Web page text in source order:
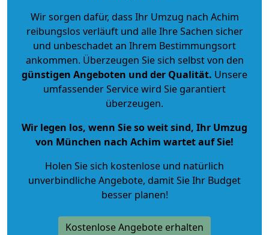
Wir sorgen dafür, dass Ihr Umzug nach Achim
reibungslos verläuft und alle Ihre Sachen sicher
und unbeschadet an Ihrem Bestimmungsort
ankommen. Überzeugen Sie sich selbst von den
günstigen Angeboten und der Qualität. Unsere
umfassender Service wird Sie garantiert
überzeugen.
Wir legen los, wenn Sie so weit sind, Ihr Umzug
von München nach Achim wartet auf Sie!
Holen Sie sich kostenlose und natürlich
unverbindliche Angebote, damit Sie Ihr Budget
besser planen!
Kostenlose Angebote erhalten